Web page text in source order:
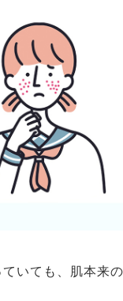
いても、肌本来